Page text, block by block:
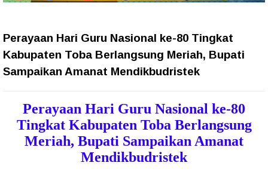
Perayaan Hari Guru Nasional ke-80 Tingkat
Kabupaten Toba Berlangsung Meriah, Bupati
Sampaikan Amanat Mendikbudristek
Perayaan Hari Guru Nasional ke-80
Tingkat Kabupaten Toba Berlangsung
Meriah, Bupati Sampaikan Amanat
Mendikbudristek